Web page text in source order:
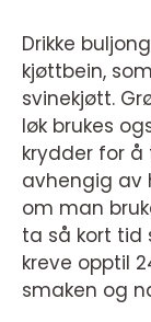
Drikke
kjøttbein,
svinekjøtt.
løk brukes
krydder for å
avhengig av
om man
ta så kort tid
kreve opptil
smaken og